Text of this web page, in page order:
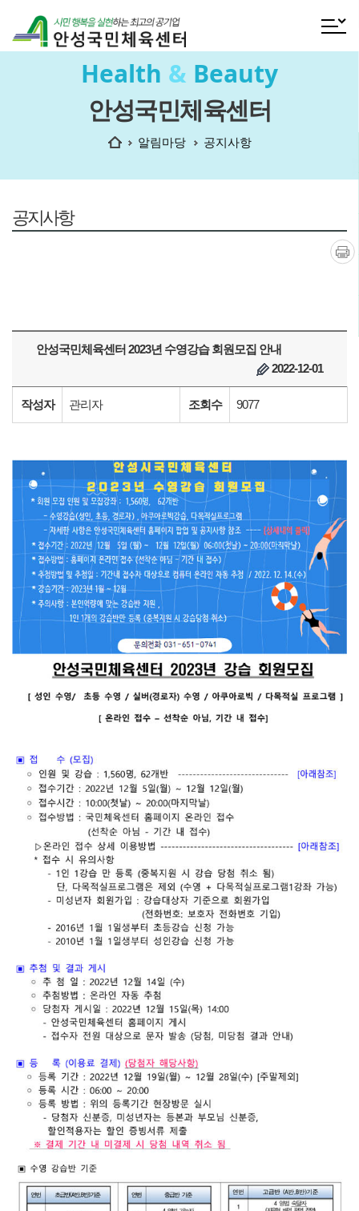
전체메
Health & Beauty
안성국민체육센터
홈 알림마당 공지사항
공지사항
인쇄
안성국민체육센터 2023년 수영강습 회원모집 안내
2022-12-01
작성자 관리자 조회수 9077